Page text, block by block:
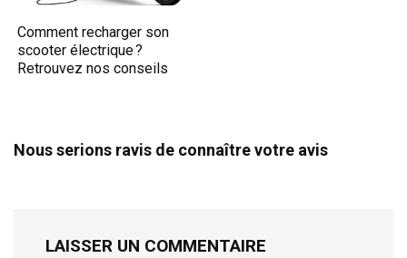
Comment recharger son
scooter électrique ?
Retrouvez nos conseils
Nous serions ravis de connaître votre avis
LAISSER UN COMMENTAIRE